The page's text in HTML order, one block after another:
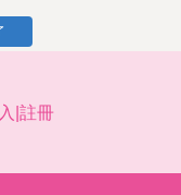
|註冊